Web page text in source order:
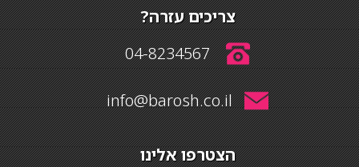
צריכים עזרה?
04-8234567
info@barosh.co.il
הצטרפו אלינו